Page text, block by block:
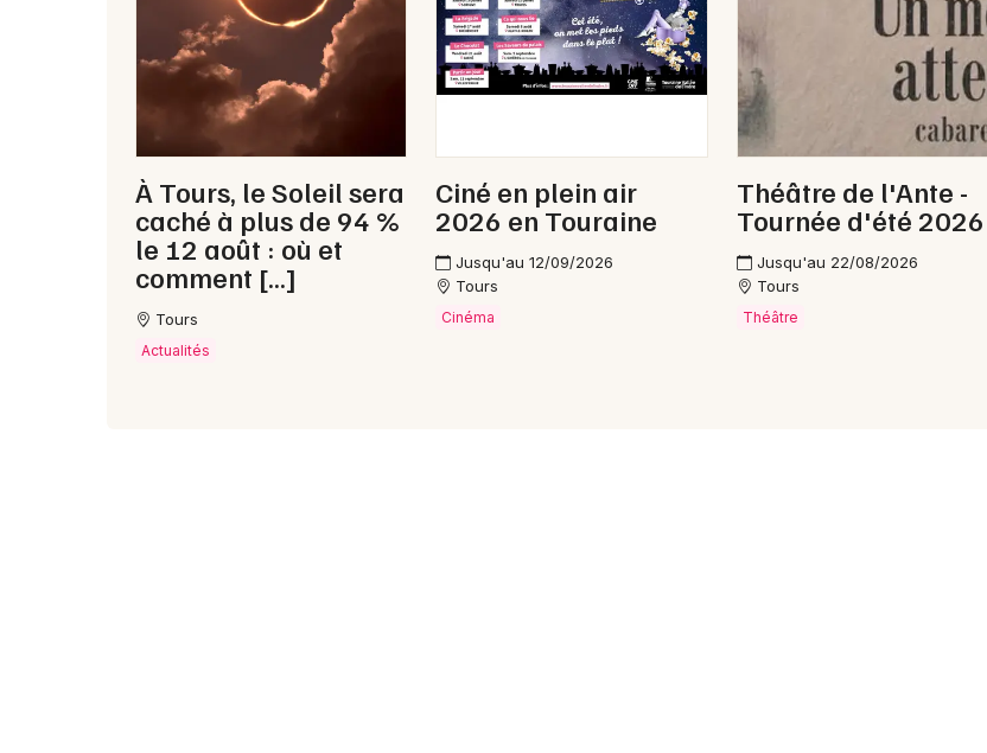
37 - Indre-et-Loire
Choisir mes départements
Je m'abonne
À Tours, le Soleil sera
caché à plus de 94 %
le 12 août : où et
comment […]
Tours
Actualités
Ciné en plein air
2026 en Touraine
Jusqu'au 12/09/2026
Tours
Cinéma
Théâtre de l'Ante -
Tournée d'été 2026
Jusqu'au 22/08/2026
Tours
Théâtre